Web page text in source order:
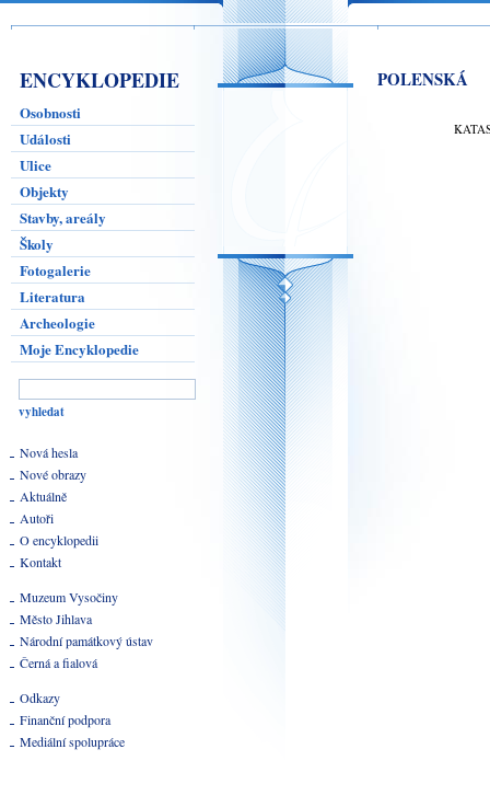
ENCYKLOPEDIE
Osobnosti
Události
Ulice
Objekty
Stavby, areály
Školy
Fotogalerie
Literatura
Archeologie
Moje Encyklopedie
Nová hesla
Nové obrazy
Aktuálně
Autoři
O encyklopedii
Kontakt
Muzeum Vysočiny
Město Jihlava
Národní památkový ústav
Černá a fialová
Odkazy
Finanční podpora
Mediální spolupráce
POLENSKÁ